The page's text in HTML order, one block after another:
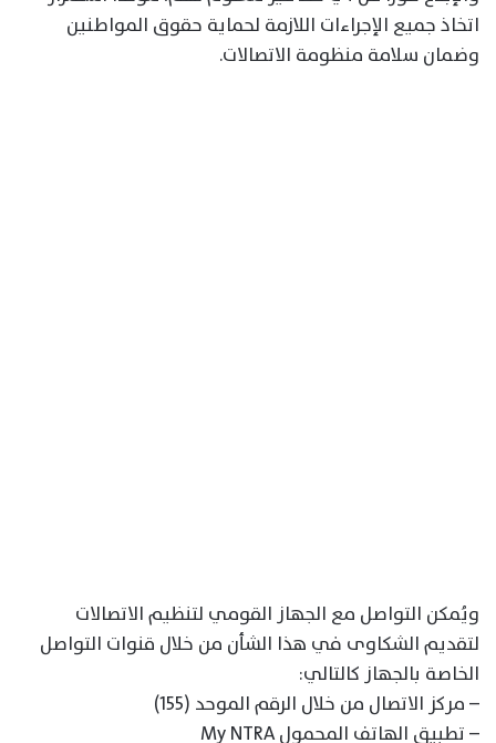
اتخاذ جميع الإجراءات اللازمة لحماية حقوق المواطنين
وضمان سلامة منظومة الاتصالات.
ويُمكن التواصل مع الجهاز القومي لتنظيم الاتصالات
لتقديم الشكاوى في هذا الشأن من خلال قنوات التواصل
الخاصة بالجهاز كالتالي:
– مركز الاتصال من خلال الرقم الموحد (155)
– تطبيق الهاتف المحمول My NTRA